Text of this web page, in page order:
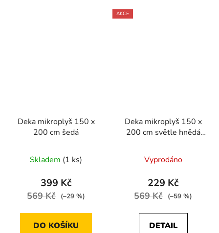
Deka mikroplyš 150 x
200 cm šedá
Skladem (1 ks)
399 Kč
569 Kč (–29 %)
DO KOŠÍKU
AKCE
Deka mikroplyš 150 x
200 cm světle hnědá
Vyprodáno
229 Kč
569 Kč (–59 %)
DETAIL